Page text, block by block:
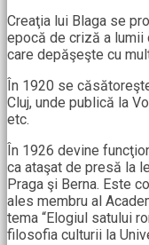
Creaţia lui Blaga se
epocă de criză a
care depăşeşte cu
În 1920 se
Cluj, unde publică la
etc.
În 1926 devine
ca ataşat de presă la
Praga şi Berna. Este
ales membru al
tema “Elogiul satului
filosofia culturii la